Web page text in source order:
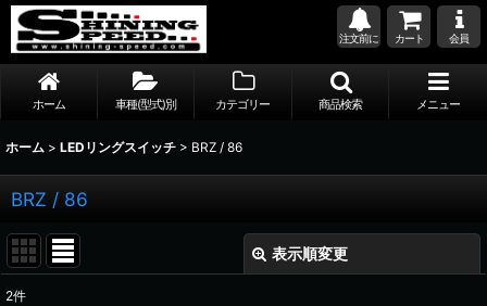
注文前に カート 会員
ホーム 車種(型式)別 カテゴリー 商品検索 メニュー
ホーム > LEDリングスイッチ > BRZ / 86
BRZ / 86
表示順変更
2件